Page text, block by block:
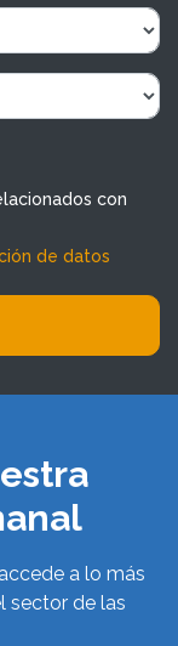
con
de datos
a lo más
sector de las